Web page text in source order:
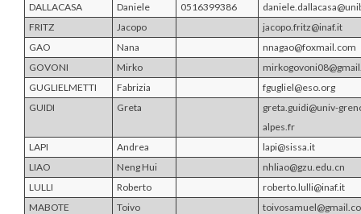
DALLACASA
Daniele 0516399386
FRITZ
Jacopo
jacopo.fritz@inaf.it
GAO
Nana
nnagao@foxmail.com
GOVONI
Mirko
GUGLIELMETTI
Fabrizia
fgugliel@eso.org
GUIDI
Greta
greta.guidi@univ-
alpes.fr
LAPI
Andrea
lapi@sissa.it
LIAO
Neng Hui
nhliao@gzu.edu.cn
LULLI
Roberto
roberto.lulli@inaf.it
MABOTE
Toivo